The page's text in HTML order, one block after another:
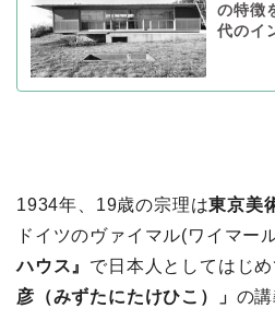
の特徴
代のイ
1934年、19歳の宗理は東京美
ドイツのヴァイマル(ワイマー
ハウス』 で日本人としてはじ
彦（みずたにたけひこ）」 の